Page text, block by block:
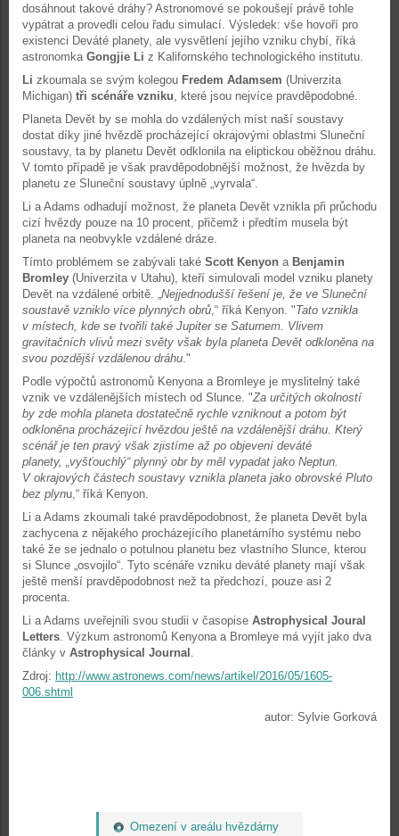
Omezení v areálu hvězdárny
dosáhnout takové dráhy? Astronomové se pokoušejí právě tohle
vypátrat a provedli celou řadu simulací. Výsledek: vše hovoří pro
existenci Deváté planety, ale vysvětlení jejího vzniku chybí, říká
astronomka Gongjie Li z Kalifornského technologického institutu.
Li zkoumala se svým kolegou Fredem Adamsem (Univerzita
Michigan) tři scénáře vzniku, které jsou nejvíce pravděpodobné.
Planeta Devět by se mohla do vzdálených míst naší soustavy
dostat díky jiné hvězdě procházející okrajovými oblastmi Sluneční
soustavy, ta by planetu Devět odklonila na eliptickou oběžnou dráhu.
V tomto případě je však pravděpodobnější možnost, že hvězda by
planetu ze Sluneční soustavy úplně „vyrvala“.
Li a Adams odhadují možnost, že planeta Devět vznikla při průchodu
cizí hvězdy pouze na 10 procent, přičemž i předtím musela být
planeta na neobvykle vzdálené dráze.
Tímto problémem se zabývali také Scott Kenyon a Benjamin
Bromley (Univerzita v Utahu), kteří simulovali model vzniku planety
Devět na vzdálené orbitě. „Nejjednodušší řešení je, že ve Sluneční
soustavě vzniklo více plynných obrů,“ říká Kenyon. "Tato vznikla
v místech, kde se tvořili také Jupiter se Saturnem. Vlivem
gravitačních vlivů mezi světy však byla planeta Devět odkloněna na
svou pozdější vzdálenou dráhu."
Podle výpočtů astronomů Kenyona a Bromleye je myslitelný také
vznik ve vzdálenějších místech od Slunce. "Za určitých okolností
by zde mohla planeta dostatečně rychle vzniknout a potom být
odkloněna procházející hvězdou ještě na vzdálenější dráhu. Který
scénář je ten pravý však zjistíme až po objevení deváté
planety, „vyšťouchlý“ plynný obr by měl vypadat jako Neptun.
V okrajových částech soustavy vznikla planeta jako obrovské Pluto
bez plynu,“ říká Kenyon.
Li a Adams zkoumali také pravděpodobnost, že planeta Devět byla
zachycena z nějakého procházejícího planetárního systému nebo
také že se jednalo o potulnou planetu bez vlastního Slunce, kterou
si Slunce „osvojilo“. Tyto scénáře vzniku deváté planety mají však
ještě menší pravděpodobnost než ta předchozí, pouze asi 2
procenta.
Li a Adams uveřejnili svou studii v časopise Astrophysical Joural
Letters. Výzkum astronomů Kenyona a Bromleye má vyjít jako dva
články v Astrophysical Journal .
Zdroj: http://www.astronews.com/news/artikel/2016/05/1605-
006.shtml
autor: Sylvie Gorková